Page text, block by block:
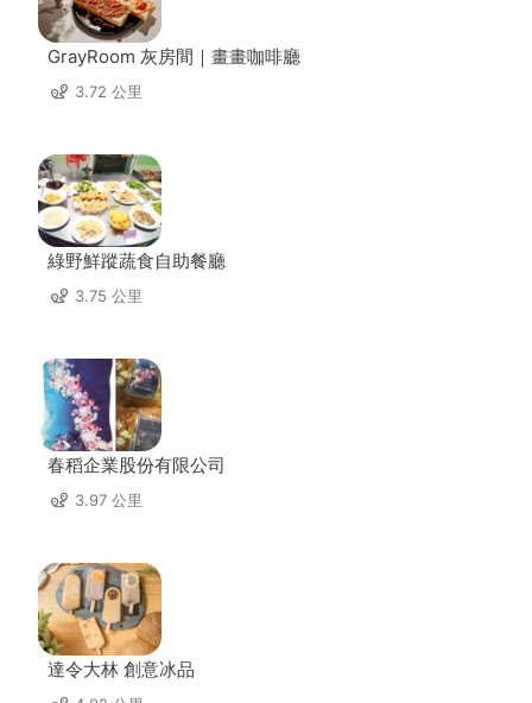
GrayRoom 灰房間｜畫畫咖啡廳
3.72 公里
綠野鮮蹤蔬食自助餐廳
3.75 公里
春稻企業股份有限公司
3.97 公里
達令大林 創意冰品